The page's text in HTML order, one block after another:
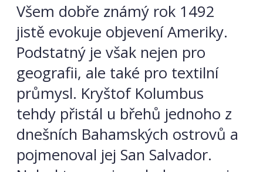
Všem dobře známý rok 1492
jistě evokuje objevení Ameriky.
Podstatný je však nejen pro
geografii, ale také pro textilní
průmysl. Kryštof Kolumbus
tehdy přistál u břehů jednoho z
dnešních Bahamských ostrovů a
pojmenoval jej San Salvador.